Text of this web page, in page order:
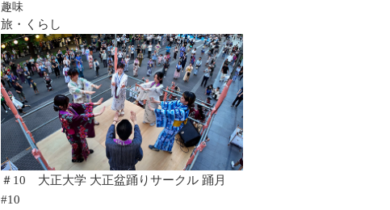
趣味
旅・くらし
＃10 大正大学 大正盆踊りサークル 踊月
#10